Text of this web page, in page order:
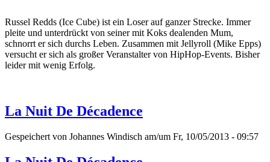
Russel Redds (Ice Cube) ist ein Loser auf ganzer Strecke. Immer
pleite und unterdrückt von seiner mit Koks dealenden Mum,
schnorrt er sich durchs Leben. Zusammen mit Jellyroll (Mike Epps)
versucht er sich als großer Veranstalter von HipHop-Events. Bisher
leider mit wenig Erfolg.
La Nuit De Décadence
Gespeichert von Johannes Windisch am/um Fr, 10/05/2013 - 09:57